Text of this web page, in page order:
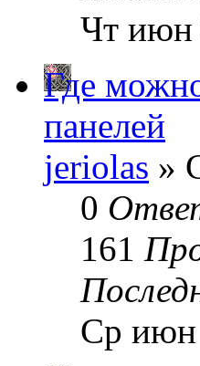
Чт июн
Где
панелей
jeriolas »
0
161
Ср июн